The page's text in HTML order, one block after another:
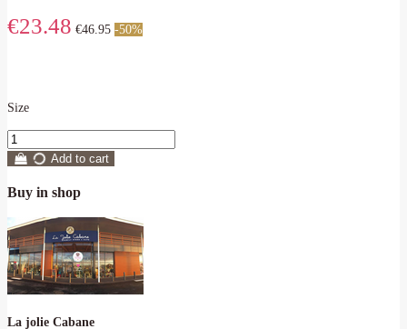
€23.48 €46.95 -50%
Size
Add to cart
Buy in shop
La jolie Cabane